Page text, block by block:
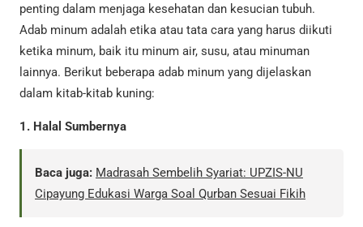
penting dalam menjaga kesehatan dan kesucian tubuh.
Adab minum adalah etika atau tata cara yang harus diikuti
ketika minum, baik itu minum air, susu, atau minuman
lainnya. Berikut beberapa adab minum yang dijelaskan
dalam kitab-kitab kuning:
1. Halal Sumbernya
Baca juga: Madrasah Sembelih Syariat: UPZIS-NU
Cipayung Edukasi Warga Soal Qurban Sesuai Fikih